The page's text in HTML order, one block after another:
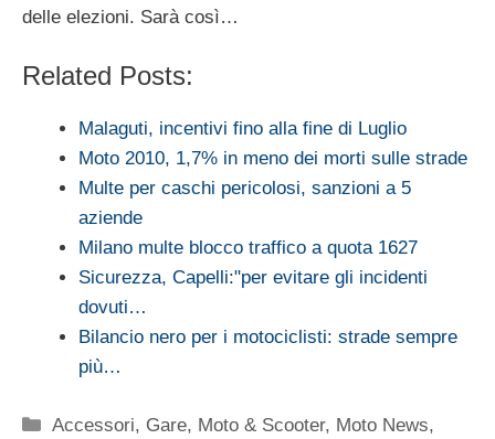
delle elezioni. Sarà così…
Related Posts:
Malaguti, incentivi fino alla fine di Luglio
Moto 2010, 1,7% in meno dei morti sulle strade
Multe per caschi pericolosi, sanzioni a 5
aziende
Milano multe blocco traffico a quota 1627
Sicurezza, Capelli:"per evitare gli incidenti
dovuti…
Bilancio nero per i motociclisti: strade sempre
più…
Categorie
Accessori, Gare, Moto & Scooter, Moto News,